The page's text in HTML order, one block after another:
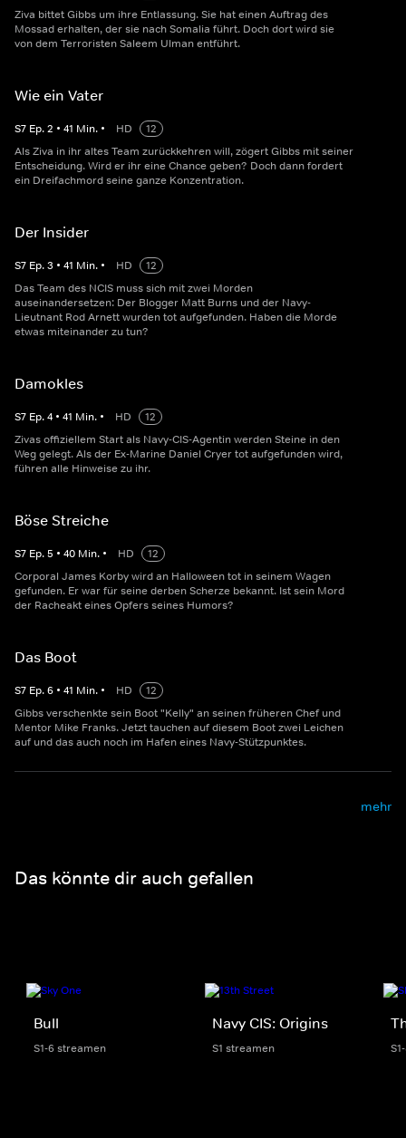
Ziva bittet Gibbs um ihre Entlassung. Sie hat einen Auftrag des
Mossad erhalten, der sie nach Somalia führt. Doch dort wird sie
von dem Terroristen Saleem Ulman entführt.
Wie ein Vater
S7 Ep.2 • 41 Min. • HD
12
Als Ziva in ihr altes Team zurückkehren will, zögert Gibbs mit seiner
Entscheidung. Wird er ihr eine Chance geben? Doch dann fordert
ein Dreifachmord seine ganze Konzentration.
Der Insider
S7 Ep.3 • 41 Min. • HD
12
Das Team des NCIS muss sich mit zwei Morden
auseinandersetzen: Der Blogger Matt Burns und der Navy-
Lieutnant Rod Arnett wurden tot aufgefunden. Haben die Morde
etwas miteinander zu tun?
Damokles
S7 Ep.4 • 41 Min. • HD
12
Zivas offiziellem Start als Navy-CIS-Agentin werden Steine in den
Weg gelegt. Als der Ex-Marine Daniel Cryer tot aufgefunden wird,
führen alle Hinweise zu ihr.
Böse Streiche
S7 Ep.5 • 40 Min. • HD
12
Corporal James Korby wird an Halloween tot in seinem Wagen
gefunden. Er war für seine derben Scherze bekannt. Ist sein Mord
der Racheakt eines Opfers seines Humors?
Das Boot
S7 Ep.6 • 41 Min. • HD
12
Gibbs verschenkte sein Boot "Kelly" an seinen früheren Chef und
Mentor Mike Franks. Jetzt tauchen auf diesem Boot zwei Leichen
auf und das auch noch im Hafen eines Navy-Stützpunktes.
mehr
Das könnte dir auch gefallen
Bull
S1-6 streamen
Navy CIS: Origins
S1 streamen